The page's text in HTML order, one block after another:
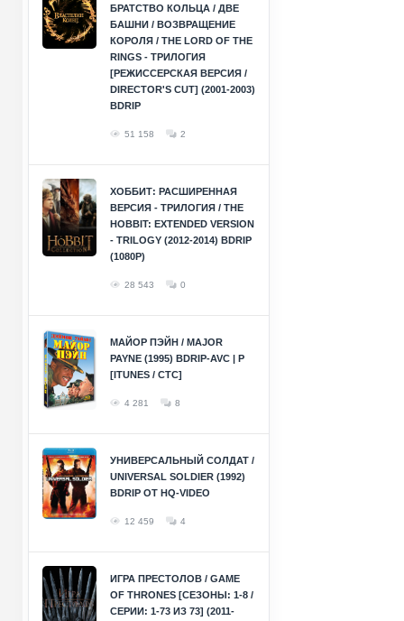
БРАТСТВО КОЛЬЦА / ДВЕ
БАШНИ / ВОЗВРАЩЕНИЕ
КОРОЛЯ / THE LORD OF THE
RINGS - ТРИЛОГИЯ
[РЕЖИССЕРСКАЯ ВЕРСИЯ /
DIRECTOR'S CUT] (2001-2003)
BDRIP
51 158 2
ХОББИТ: РАСШИРЕННАЯ
ВЕРСИЯ - ТРИЛОГИЯ / THE
HOBBIT: EXTENDED VERSION
- TRILOGY (2012-2014) BDRIP
(1080P)
28 543 0
МАЙОР ПЭЙН / MAJOR
PAYNE (1995) BDRIP-AVC | P
[ITUNES / СТС]
4 281 8
УНИВЕРСАЛЬНЫЙ СОЛДАТ /
UNIVERSAL SOLDIER (1992)
BDRIP ОТ HQ-VIDEO
12 459 4
ИГРА ПРЕСТОЛОВ / GAME
OF THRONES [СЕЗОНЫ: 1-8 /
СЕРИИ: 1-73 ИЗ 73] (2011-